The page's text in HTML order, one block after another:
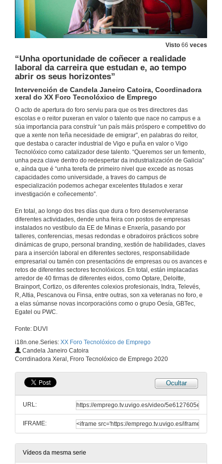
Visto 66 veces
“Unha oportunidade de coñecer a realidade
laboral da carreira que estudan e, ao tempo
abrir os seus horizontes”
Intervención de Candela Janeiro Catoira, Coordinadora
xeral do XX Foro Tecnolóxico de Emprego
O acto de apertura do foro serviu para que os tres directores das
escolas e o reitor puxeran en valor o talento que nace no campus e a
súa importancia para construír “un país máis próspero e competitivo do
que a xente non teña necesidade de emigrar”, en palabras do reitor,
que destaba o caracter industrial de Vigo e puña en valor o Vigo
Tecnolóxico como catalizador dese talento. “Queremos ser un femento,
unha peza clave dentro do redespertar da industrialización de Galicia”
e, aínda que é “unha terefa de primeiro nivel que excede as nosas
capacidades como universidade, a traves do campus de
especialización podemos achegar excelentes titulados e xerar
investigación e coñecemento”.
En total, ao longo dos tres días que dura o foro desenvolveranse
diferentes actividades, dende unha feira con postos de empresas
instalados no vestíbulo da EE de Minas e Enxería, pasando por
talleres, conferencias, mesas redondas e obradoiros prácticos sobre
dinámicas de grupo, personal branding, xestión de habilidades, claves
para a inserción laboral en diferentes sectores, responsabilidade
empresarial ou tamén con presentacións de empresas ou os avances e
retos de diferentes sectores tecnolóxicos. En total, están implacadas
arredor de 40 firmas de diferentes eidos, como Optare, Deloitte,
Brainport, Cortizo, os diferentes colexios profesionais, Indra, Televés,
R, Altia, Pescanova ou Finsa, entre outras, son xa veteranas no foro, e
a elas súmanse novas incorporacións como o grupo Oesía, GBTec,
Egatel ou PWC.
Fonte: DUVI
i18n.one.Series: XX Foro Tecnolóxico de Emprego
Candela Janeiro Catoira
Corrdinadora Xeral, Froro Tecnolóxico de Emprego 2020
Ocultar
URL:
IFRAME:
Vídeos da mesma serie